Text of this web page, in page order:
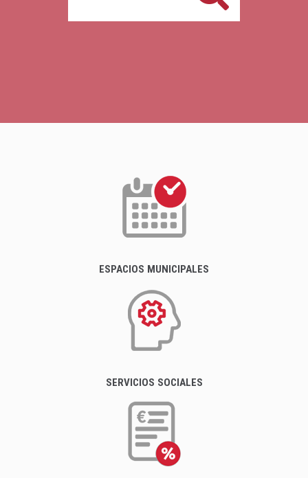
ESPACIOS MUNICIPALES
SERVICIOS SOCIALES